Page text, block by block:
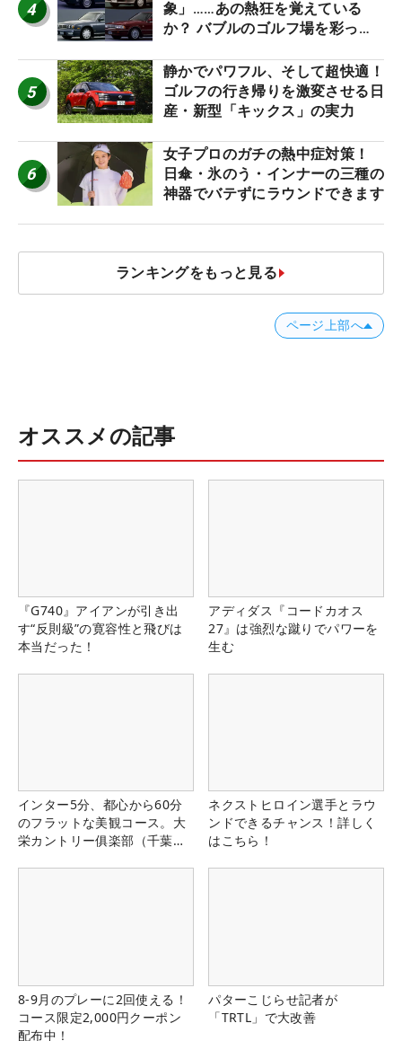
4
象」……あの熱狂を覚えている
か？ バブルのゴルフ場を彩った
5
静かでパワフル、そして超快適！
ゴルフの行き帰りを激変させる日
産・新型「キックス」の実力
6
女子プロのガチの熱中症対策！
日傘・氷のう・インナーの三種の
神器でバテずにラウンドできます
ランキングをもっと見る
ページ上部へ
オススメの記事
『G740』アイアンが引き出
す“反則級”の寛容性と飛びは
本当だった！
アディダス『コードカオス
27』は強烈な蹴りでパワーを
生む
インター5分、都心から60分
のフラットな美観コース。大
栄カントリー俱楽部（千葉
ネクストヒロイン選手とラウ
ンドできるチャンス！詳しく
はこちら！
8-9月のプレーに2回使える！
コース限定2,000円クーポン
配布中！
パターこじらせ記者が
「TRTL」で大改善